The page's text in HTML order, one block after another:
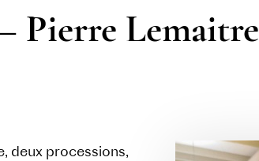
Pierre Lemaitre
deux processions,